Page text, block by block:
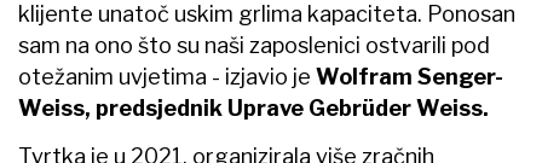
klijente unatoč uskim grlima kapaciteta. Ponosan
sam na ono što su naši zaposlenici ostvarili pod
otežanim uvjetima - izjavio je Wolfram Senger-
Weiss, predsjednik Uprave Gebrüder Weiss.
Tvrtka je u 2021. organizirala više zračnih